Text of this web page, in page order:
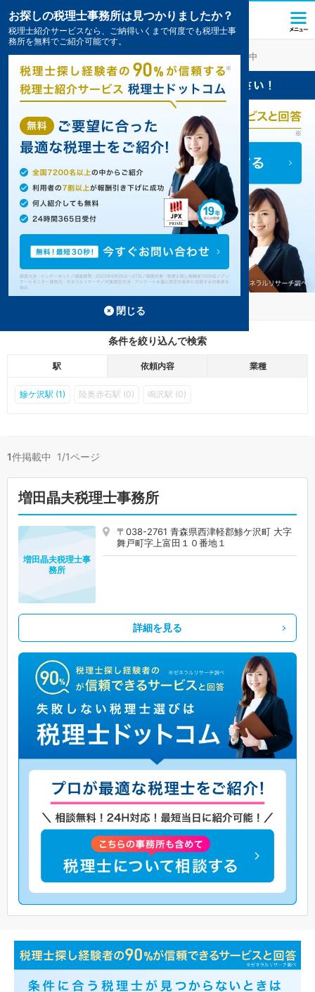
鰺ヶ沢の税理士・会計事務所の一覧1件掲載中
鰺ヶ沢の事務所が1件見つかりました。
条件を絞り込んで検索
駅 依頼内容 業種
鰺ケ沢駅 (1) 陸奥赤石駅 (0) 鳴沢駅 (0)
1件掲載中 1/1ページ
増田晶夫税理士事務所
〒038-2761 青森県西津軽郡鯵ケ沢町 大字
舞戸町字上富田１０番地１
増田晶夫税理士事
務所
詳細を見る
お探しの税理士事務所は見つかりましたか？
税理士紹介サービスなら、ご納得いくまで何度でも税理士事
務所を無料でご紹介可能です。
閉じる